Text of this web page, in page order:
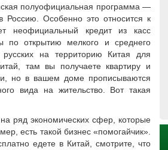
полуофициальная программа —
Россию. Особенно это относится к
неофициальный кредит из касс
по открытию мелкого и среднего
на территорию Китая для
там вы получаете квартиру и
но в вашем доме прописываются
вида на жительство. Вот такая
ряд экономических сфер, которые
есть такой бизнес «помогайчик».
едете в Китай, смотрите, что